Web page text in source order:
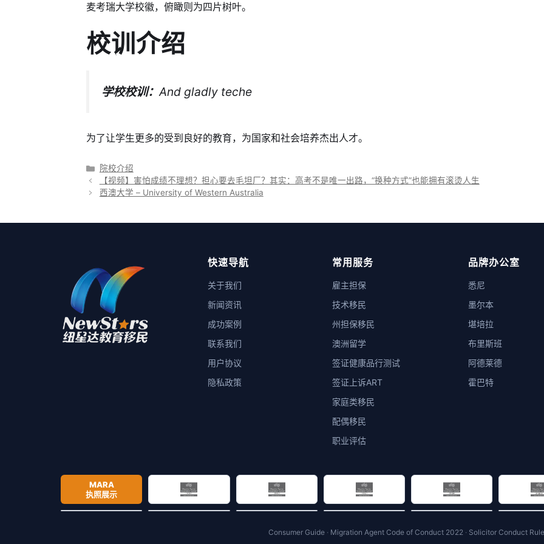
麦考瑞大学校徽，俯瞰则为四片树叶。
校训介绍
学校校训：And gladly teche
为了让学生更多的受到良好的教育，为国家和社会培养杰出人才。
分
类
院校介绍
【视频】害怕成绩不理想？担心要去毛坦厂？其实：高考不是唯一出路，“换种方式”也能拥有滚烫人生
西澳大学 – University of Western Australia
快速导航
关于我们
新闻资讯
成功案例
联系我们
用户协议
隐私政策
常用服务
雇主担保
技术移民
州担保移民
澳洲留学
签证健康品行测试
签证上诉ART
家庭类移民
配偶移民
职业评估
品牌办公室
悉尼
墨尔本
堪培拉
布里斯班
阿德莱德
霍巴特
MARA
执照展示
Consumer Guide· Migration Agent Code of Conduct 2022· Solicitor Conduct